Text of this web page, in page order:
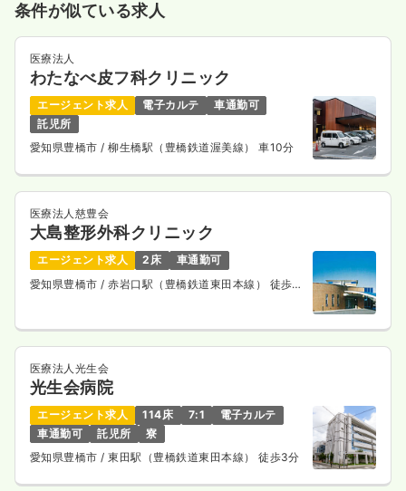
条件が似ている求人
医療法人
わたなべ皮フ科クリニック
エージェント求人 電子カルテ
車通勤可
託児所
愛知県豊橋市 / 柳生橋駅（豊橋鉄道渥美線） 車10分
医療法人慈豊会
大島整形外科クリニック
エージェント求人 2床
車通勤可
愛知県豊橋市 / 赤岩口駅（豊橋鉄道東田本線） 徒歩2
医療法人光生会
光生会病院
エージェント求人 114床 7:1
電子カルテ
車通勤可
託児所
寮
愛知県豊橋市 / 東田駅（豊橋鉄道東田本線） 徒歩3分